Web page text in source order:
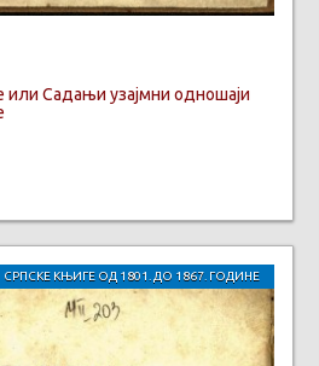
или Садањи узајмни одношаји
СРПСКЕ КЊИГЕ ОД 1801. ДО 1867. ГОДИНЕ